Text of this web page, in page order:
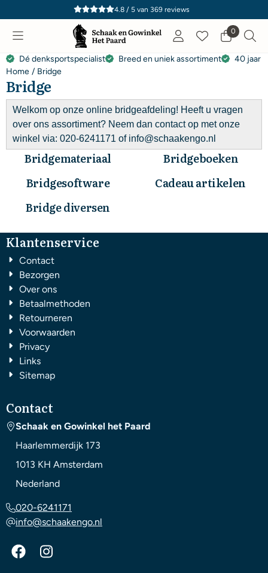
Cookievoorkeuren zijn momenteel gesloten.
4.8 / 5van 369reviews
0
Dé denksportspecialist Breed en uniek assortiment
40 jaar
Home / Bridge
Bridge
Welkom op onze online bridgeafdeling! Heeft u vragen
over ons assortiment? Neem dan contact op met onze
winkel via: 020-6241171 of info@schaakengo.nl
Bridgemateriaal
Bridgeboeken
Bridgesoftware
Cadeau artikelen
Bridge diversen
Klantenservice
Contact
Bezorgen
Over ons
Betaalmethoden
Retourneren
Voorwaarden
Privacy
Links
Sitemap
Contact
Schaak en Gowinkel het Paard
Haarlemmerdijk 173
1013 KH Amsterdam
Nederland
020-6241171
info@schaakengo.nl